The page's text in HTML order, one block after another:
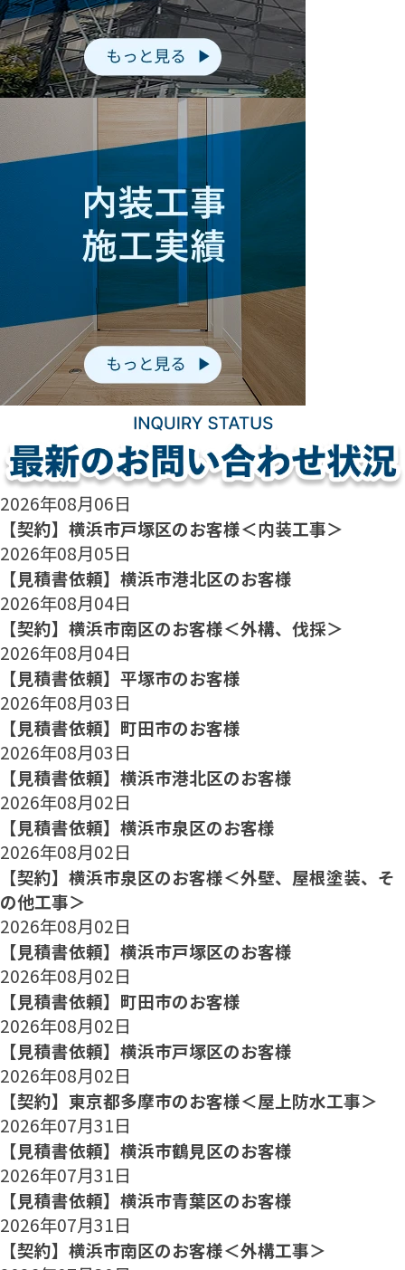
2026年08月06日
【契約】横浜市戸塚区のお客様＜内装工事＞
2026年08月05日
【見積書依頼】横浜市港北区のお客様
2026年08月04日
【契約】横浜市南区のお客様＜外構、伐採＞
2026年08月04日
【見積書依頼】平塚市のお客様
2026年08月03日
【見積書依頼】町田市のお客様
2026年08月03日
【見積書依頼】横浜市港北区のお客様
2026年08月02日
【見積書依頼】横浜市泉区のお客様
2026年08月02日
【契約】横浜市泉区のお客様＜外壁、屋根塗装、そ
の他工事＞
2026年08月02日
【見積書依頼】横浜市戸塚区のお客様
2026年08月02日
【見積書依頼】町田市のお客様
2026年08月02日
【見積書依頼】横浜市戸塚区のお客様
2026年08月02日
【契約】東京都多摩市のお客様＜屋上防水工事＞
2026年07月31日
【見積書依頼】横浜市鶴見区のお客様
2026年07月31日
【見積書依頼】横浜市青葉区のお客様
2026年07月31日
【契約】横浜市南区のお客様＜外構工事＞